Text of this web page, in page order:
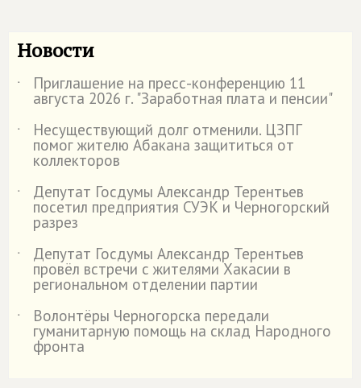
Новости
˙ Приглашение на пресс-конференцию 11
августа 2026 г. "Заработная плата и пенсии"
˙
Несуществующий долг отменили. ЦЗПГ
помог жителю Абакана защититься от
коллекторов
˙
Депутат Госдумы Александр Терентьев
посетил предприятия СУЭК и Черногорский
разрез
˙
Депутат Госдумы Александр Терентьев
провёл встречи с жителями Хакасии в
региональном отделении партии
˙
Волонтёры Черногорска передали
гуманитарную помощь на склад Народного
фронта